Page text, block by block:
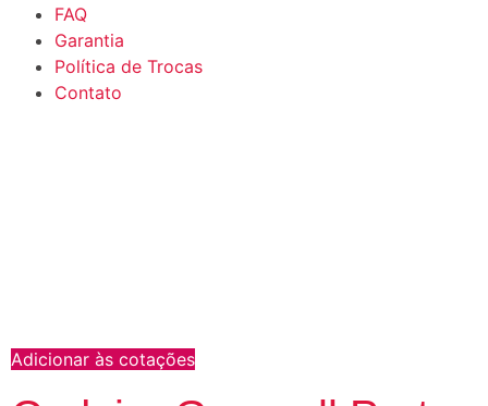
FAQ
Garantia
Política de Trocas
Contato
Adicionar às cotações